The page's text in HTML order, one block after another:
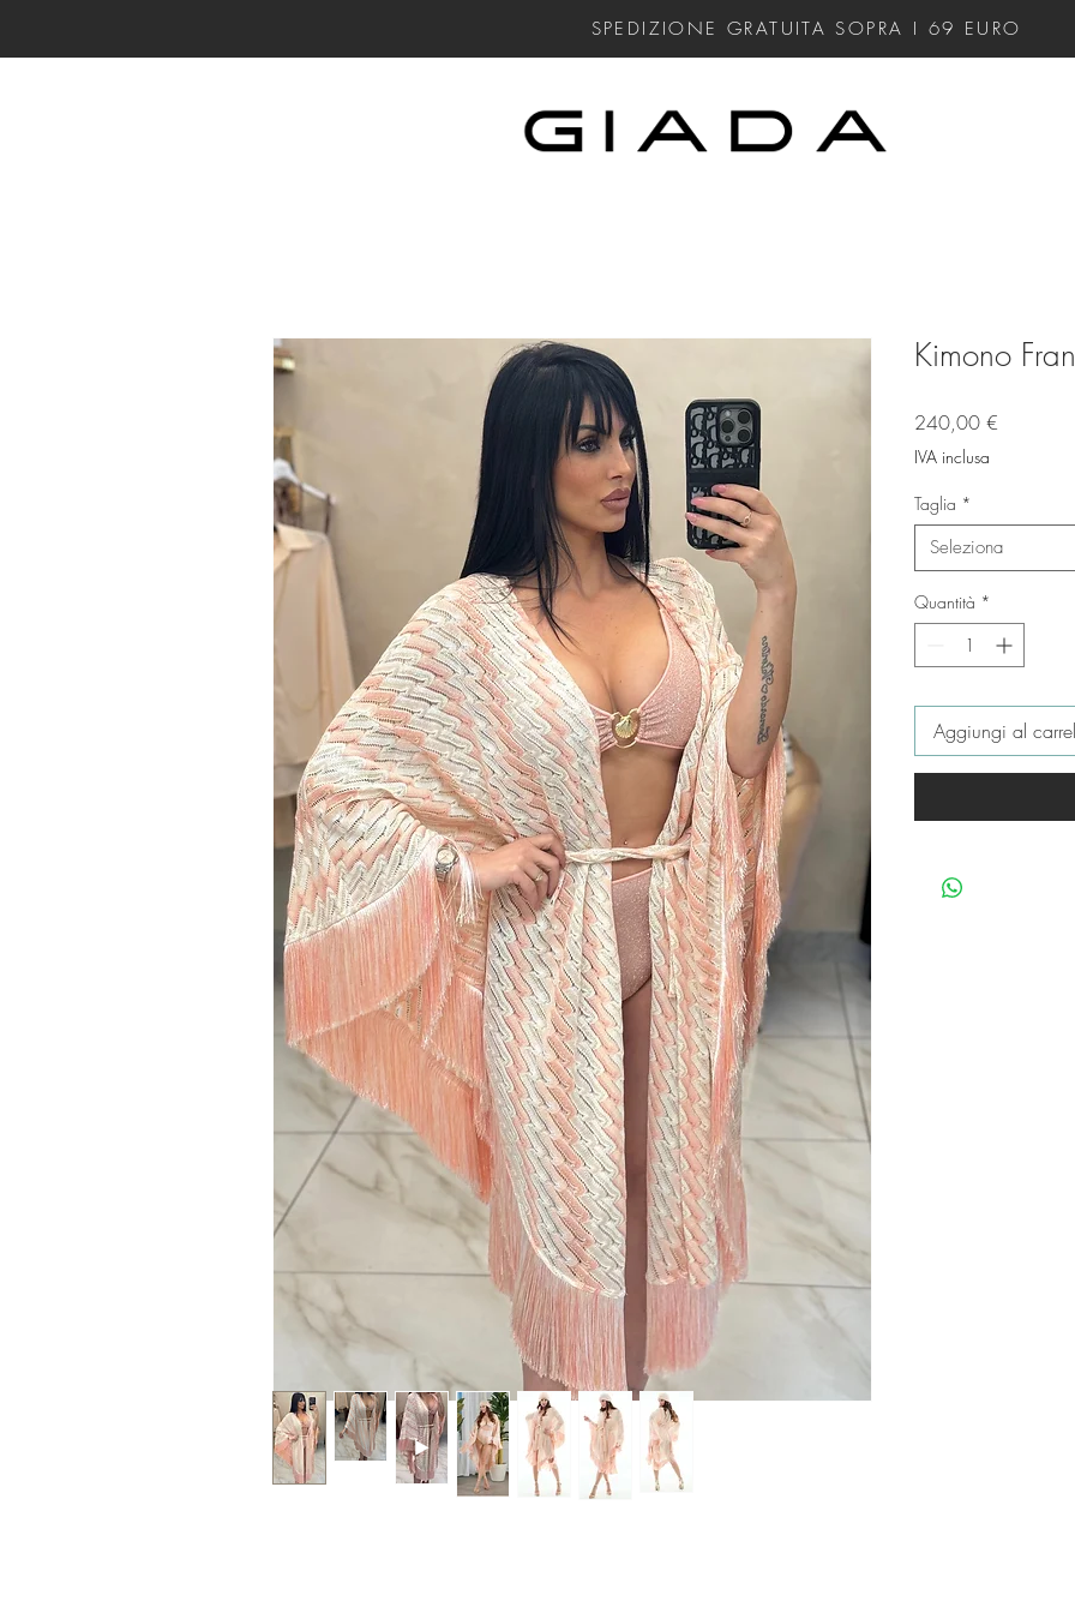
SPEDIZIONE GRATUITA SOPRA I 69 EURO
Kimono
240,00 €
IVA inclusa
Taglia *
Seleziona
Quantità *
Aggiungi al